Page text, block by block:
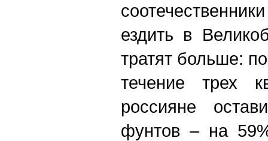
ездить в
тратят больше:
течение трех
россияне
фунтов – на